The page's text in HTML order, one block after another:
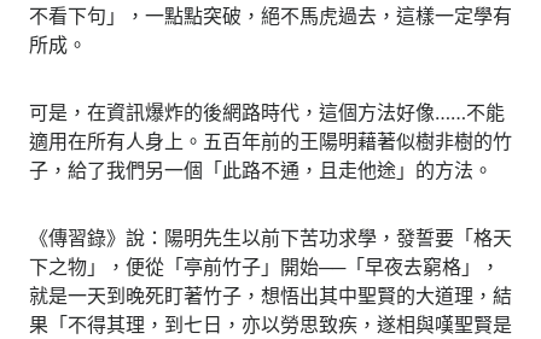
不看下句」，一點點突破，絕不馬虎過去，這樣一定學有
所成。
可是，在資訊爆炸的後網路時代，這個方法好像……不能
適用在所有人身上。五百年前的王陽明藉著似樹非樹的竹
子，給了我們另一個「此路不通，且走他途」的方法。
《傳習錄》說：陽明先生以前下苦功求學，發誓要「格天
下之物」，便從「亭前竹子」開始──「早夜去窮格」，
就是一天到晚死盯著竹子，想悟出其中聖賢的大道理，結
果「不得其理，到七日，亦以勞思致疾，遂相與嘆聖賢是